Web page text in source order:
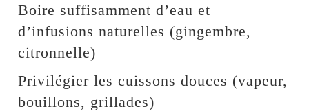
Boire suffisamment d’eau et
d’infusions naturelles (gingembre,
citronnelle)
Privilégier les cuissons douces (vapeur,
bouillons, grillades)